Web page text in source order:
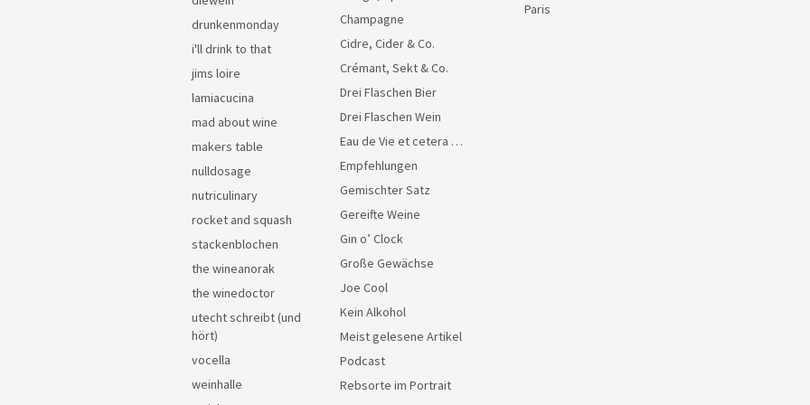
drunkenmonday
i'll drink to that
jims loire
lamiacucina
mad about wine
makers table
nulldosage
nutriculinary
rocket and squash
stackenblochen
the wineanorak
the winedoctor
utecht schreibt (und
hört)
vocella
weinhalle
Champagne
Cidre, Cider & Co.
Crémant, Sekt & Co.
Drei Flaschen Bier
Drei Flaschen Wein
Eau de Vie et cetera …
Empfehlungen
Gemischter Satz
Gereifte Weine
Gin o’ Clock
Große Gewächse
Joe Cool
Kein Alkohol
Meist gelesene Artikel
Podcast
Rebsorte im Portrait
Paris